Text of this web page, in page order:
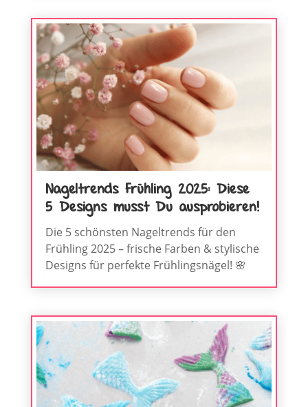
Nageltrends Frühling 2025: Diese
5 Designs musst Du ausprobieren!
Die 5 schönsten Nageltrends für den
Frühling 2025 – frische Farben & stylische
Designs für perfekte Frühlingsnägel! 🌸